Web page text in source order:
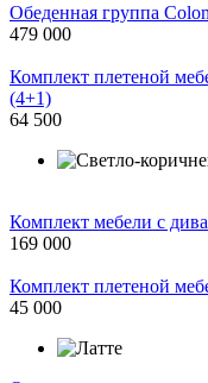
Обеденная группа
479 000
Комплект плетеной
(4+1)
64 500
Комплект мебели с
169 000
Комплект плетеной
45 000